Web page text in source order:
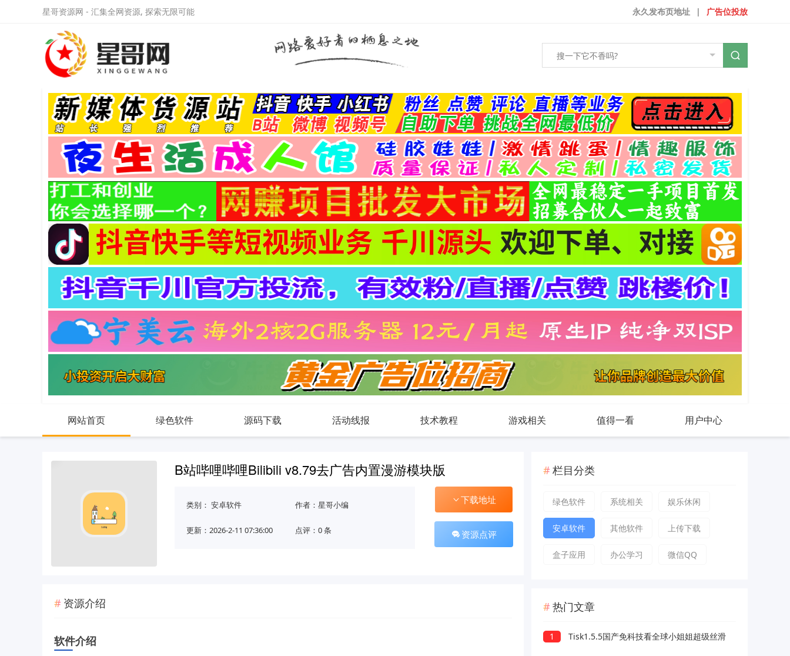
星哥资源网 - 汇集全网资源, 探索无限可能 广告位投放
|
永久发布页地址
网站首页 绿色软件 源码下载 活动线报 技术教程 游戏相关 值得一看 用户中心
B站哔哩哔哩Bilibili v8.79去广告内置漫游模块版
类别： 安卓软件 作者：星哥小编
更新：2026-2-11 07:36:00 点评：0 条
下载地址
资源点评
资源介绍
软件介绍
栏目分类
绿色软件 系统相关 娱乐休闲
安卓软件 其他软件 上传下载
盒子应用 办公学习 微信QQ
热门文章
1 Tisk1.5.5国产免科技看全球小姐姐超级丝滑